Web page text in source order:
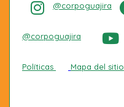
@corpoguajira
@corpoguajira
Políticas Mapa del sitio